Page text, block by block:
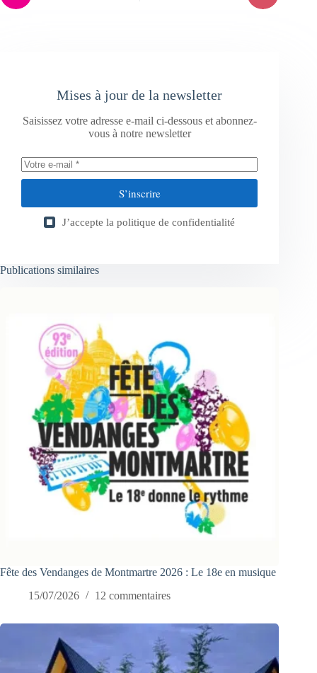
Mises à jour de la newsletter
Saisissez votre adresse e-mail ci-dessous et abonnez-
vous à notre newsletter
S’inscrire
J’accepte la politique de confidentialité
Publications similaires
Fête des Vendanges de Montmartre 2026 : Le 18e en musique
15/07/2026
12 commentaires